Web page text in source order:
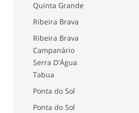
Quinta Grande
Ribeira Brava
Ribeira Brava
Campanário
Serra D'Água
Tabua
Ponta do Sol
Ponta do Sol